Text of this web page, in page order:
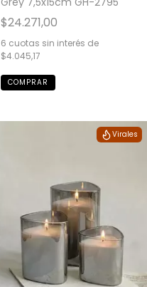
$24.271,00
6 cuotas sin interés de
$4.045,17
Virales